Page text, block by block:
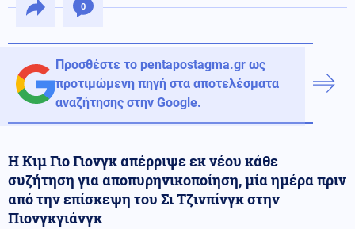
0
Προσθέστε το pentapostagma.gr ως
προτιμώμενη πηγή στα αποτελέσματα
αναζήτησης στην Google.
Η Κιμ Γιο Γιονγκ απέρριψε εκ νέου κάθε
συζήτηση για αποπυρηνικοποίηση, μία ημέρα πριν
από την επίσκεψη του Σι Τζινπίνγκ στην
Πιονγκγιάνγκ